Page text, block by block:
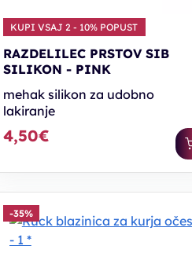
KUPI VSAJ 2 - 10% POPUST
RAZDELILEC PRSTOV SIB
SILIKON - PINK
mehak silikon za udobno
lakiranje
4,50€
-35%